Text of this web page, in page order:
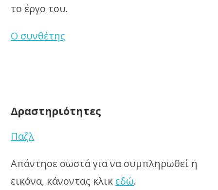
το έργο του.
Ο συνθέτης
Δραστηριότητες
Παζλ
Απάντησε σωστά για να συμπληρωθεί η
εικόνα, κάνοντας κλικ εδώ.